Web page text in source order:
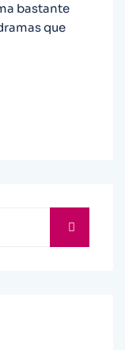
bastante
que